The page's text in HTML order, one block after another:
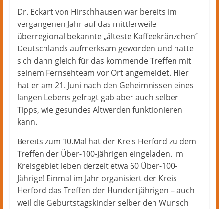
Dr. Eckart von Hirschhausen war bereits im
vergangenen Jahr auf das mittlerweile
überregional bekannte „älteste Kaffeekränzchen“
Deutschlands aufmerksam geworden und hatte
sich dann gleich für das kommende Treffen mit
seinem Fernsehteam vor Ort angemeldet. Hier
hat er am 21. Juni nach den Geheimnissen eines
langen Lebens gefragt gab aber auch selber
Tipps, wie gesundes Altwerden funktionieren
kann.
Bereits zum 10.Mal hat der Kreis Herford zu dem
Treffen der Über-100-Jährigen eingeladen. Im
Kreisgebiet leben derzeit etwa 60 Über-100-
Jährige! Einmal im Jahr organisiert der Kreis
Herford das Treffen der Hundertjährigen – auch
weil die Geburtstagskinder selber den Wunsch